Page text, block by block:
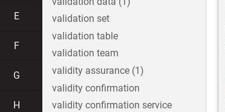
E
F
G
H
validation set
validation table
validation team
validity assurance (1)
validity confirmation
validity confirmation service